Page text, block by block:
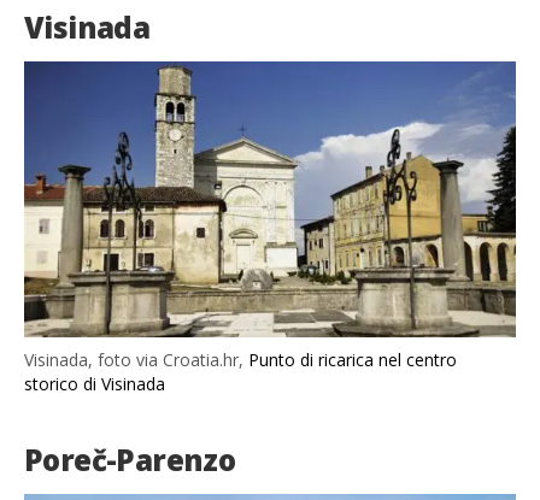
Visinada
Visinada, foto via Croatia.hr, Punto di ricarica nel centro
storico di Visinada
Poreč-Parenzo